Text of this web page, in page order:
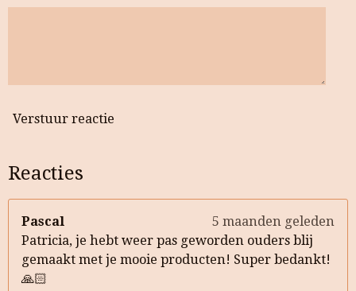
Verstuur reactie
Reacties
Pascal
5 maanden geleden
Patricia, je hebt weer pas geworden ouders blij
gemaakt met je mooie producten! Super bedankt!
🙏🏻